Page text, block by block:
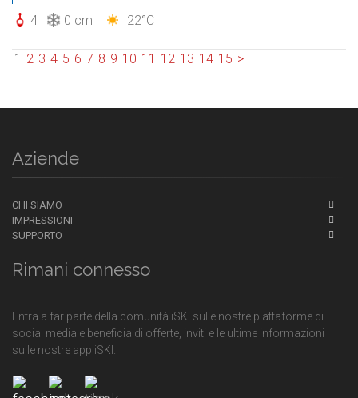
4 0 cm 22°C
1 2 3 4 5 6 7 8 9 10 11 12 13 14 15 >
Aziende
CHI SIAMO
IMPRESSIONI
SUPPORTO
Rimani connesso
Entra a far parte della comunità iSKI sulle nostre piattaforme di
social media e beneficia di offerte, inviti e le ultime informazioni
sulle nostre app iSKI.